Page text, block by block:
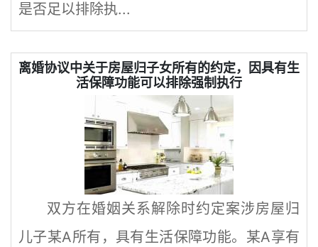
是否足以排除执...
离婚协议中关于房屋归子女所有的约定，因具有生
活保障功能可以排除强制执行
双方在婚姻关系解除时约定案涉房屋归
儿子某A所有，具有生活保障功能。某A享有